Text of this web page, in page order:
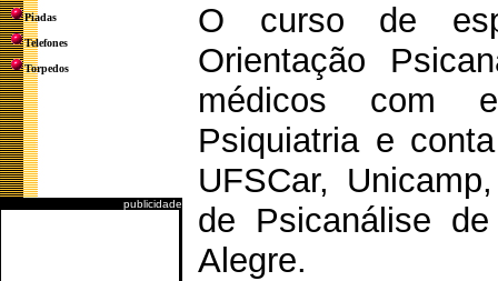
Piadas
Telefones
Torpedos
publicidade
O curso de
Orientação
médicos com
Psiquiatria e
UFSCar,
de Psicanálise
Alegre.